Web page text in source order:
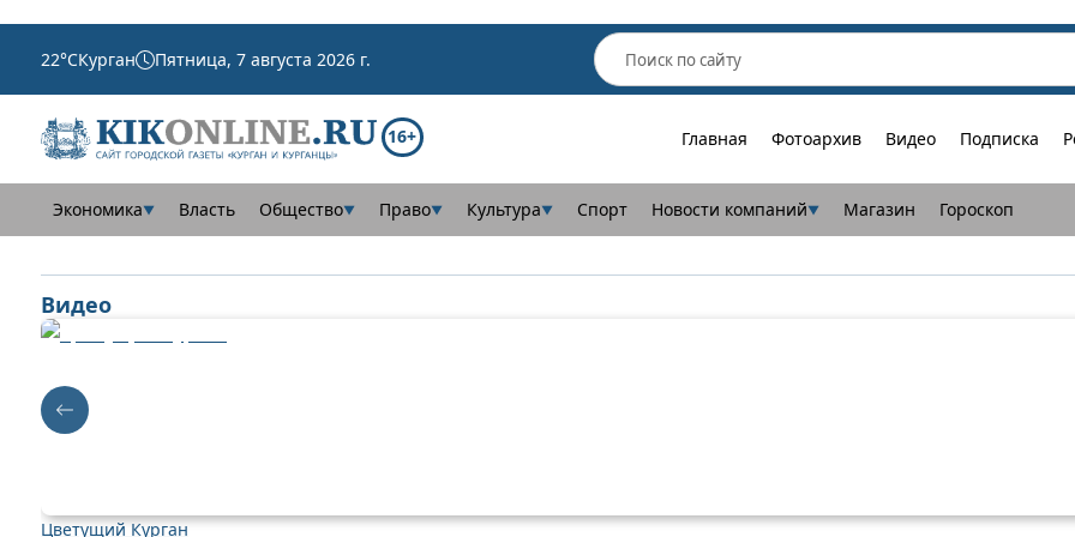
22°CКурган Пятница, 7 августа 2026 г.
16+ Главная Фотоархив Видео Подписка
Экономика▼ Власть Общество▼ Право▼ Культура▼ Спорт Новости компаний▼ Магазин Гороскоп
Видео
Цветущий Курган